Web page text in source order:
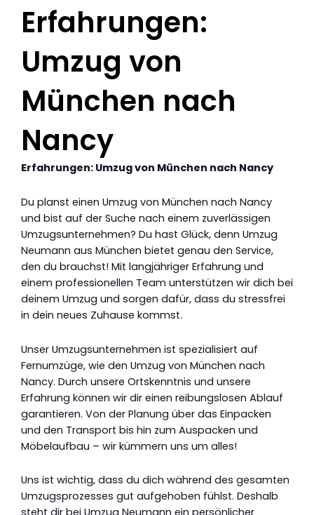
Erfahrungen:
Umzug von
München nach
Nancy
Erfahrungen: Umzug von München nach Nancy
Du planst einen Umzug von München nach Nancy
und bist auf der Suche nach einem zuverlässigen
Umzugsunternehmen? Du hast Glück, denn Umzug
Neumann aus München bietet genau den Service,
den du brauchst! Mit langjähriger Erfahrung und
einem professionellen Team unterstützen wir dich bei
deinem Umzug und sorgen dafür, dass du stressfrei
in dein neues Zuhause kommst.
Unser Umzugsunternehmen ist spezialisiert auf
Fernumzüge, wie den Umzug von München nach
Nancy. Durch unsere Ortskenntnis und unsere
Erfahrung können wir dir einen reibungslosen Ablauf
garantieren. Von der Planung über das Einpacken
und den Transport bis hin zum Auspacken und
Möbelaufbau – wir kümmern uns um alles!
Uns ist wichtig, dass du dich während des gesamten
Umzugsprozesses gut aufgehoben fühlst. Deshalb